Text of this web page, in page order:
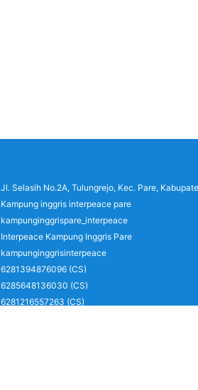
Jl. Selasih No.2A, Tulungrejo, Kec. Pare,
Kampung inggris interpeace pare
kampunginggrispare_interpeace
Interpeace Kampung Inggris Pare
kampunginggrisinterpeace
6281394876096 (CS)
6285648136030 (CS)
6281216557263 (CS)